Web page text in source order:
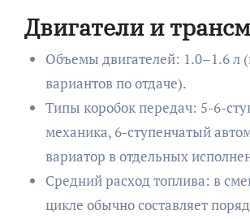
Двигатели и
Объемы двигателей: 1.0–1.6 л
вариантов по отдаче).
Типы коробок передач: 5-6-
механика, 6-ступенчатый
вариатор в отдельных
Средний расход топлива: в
цикле обычно составляет